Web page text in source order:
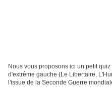
Nous vous proposons ici un petit
d'extrême gauche (Le Libertaire,
l'issue de la Seconde Guerre